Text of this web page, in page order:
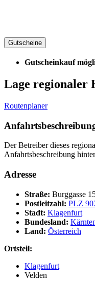
Gutscheine
Gutscheinkauf
Lage regionaler
Routenplaner
Der Betreiber dieses
Anfahrtsbeschreibung
Adresse
Straße: Burggasse
Postleitzahl: PLZ
Stadt: Klagenfurt
Bundesland:
Land: Österreich
Ortsteil:
Klagenfurt
Velden